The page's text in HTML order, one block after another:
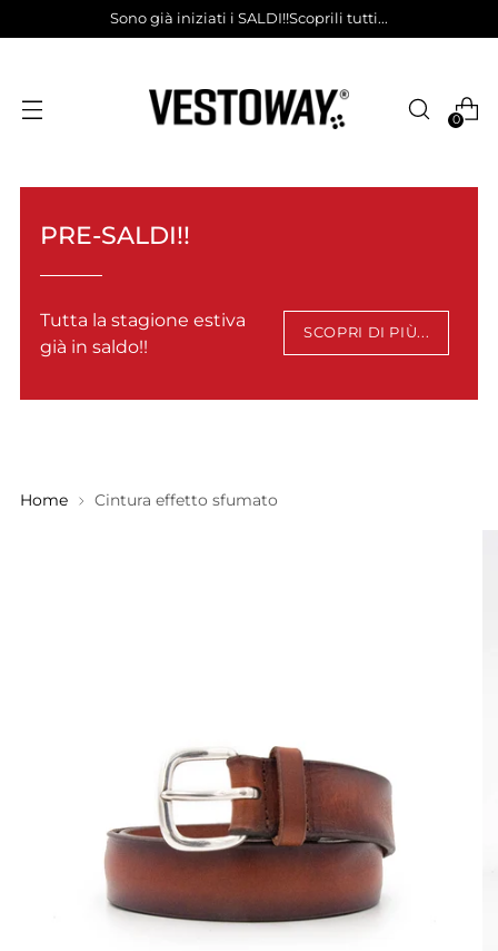
Sono già iniziati i SALDI!!Scoprili tutti...
0
PRE-SALDI!!
Tutta la stagione estiva
già in saldo!!
SCOPRI DI PIÙ...
Home Cintura effetto sfumato